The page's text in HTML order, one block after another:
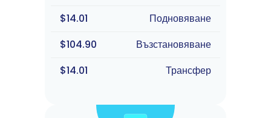
$14.01
Подновяване
$104.90
Възстановяване
$14.01
Трансфер